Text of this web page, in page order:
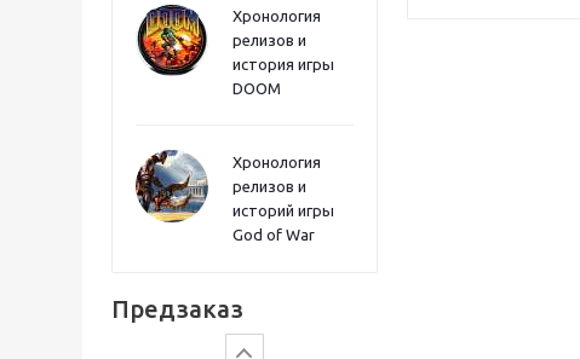
Хронология
релизов и
история игры
DOOM
Хронология
релизов и
историй игры
God of War
Предзаказ